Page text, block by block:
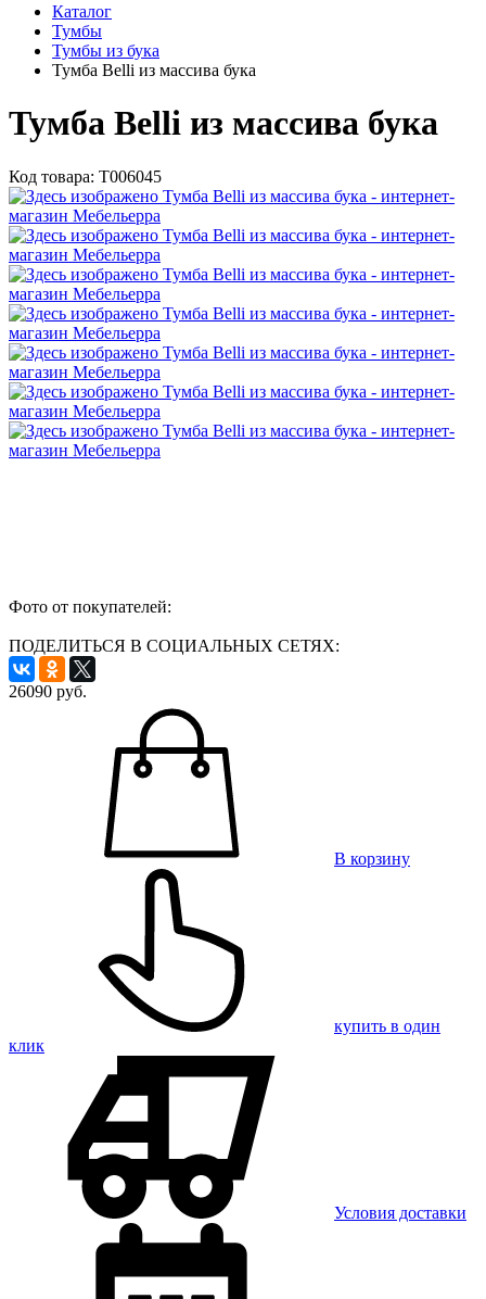
Каталог
Тумбы
Тумбы из бука
Тумба Belli из массива бука
Тумба Belli из массива бука
Код товара: Т006045
Фото от покупателей:
ПОДЕЛИТЬСЯ В СОЦИАЛЬНЫХ СЕТЯХ:
26090 руб.
В корзину
купить в один
клик
Условия доставки